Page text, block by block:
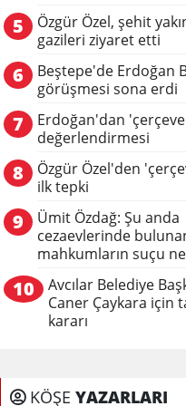
5
Özgür Özel, şehit
gazileri ziyaret etti
6
Beştepe'de Erdoğan
görüşmesi sona erdi
7
Erdoğan'dan
değerlendirmesi
8
Özgür Özel'den
ilk tepki
9
Ümit Özdağ: Şu anda
cezaevlerinde
mahkumların suçu
10
Avcılar Belediye
Caner Çaykara için
kararı
KÖŞE YAZARLARI